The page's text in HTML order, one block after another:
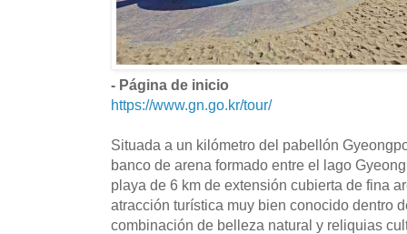
- Página de inicio
https://www.gn.go.kr/tour/
Situada a un kilómetro del pabellón
banco de arena formado entre el lago
playa de 6 km de extensión cubierta de fina
atracción turística muy bien conocido dentro
combinación de belleza natural y reliquias